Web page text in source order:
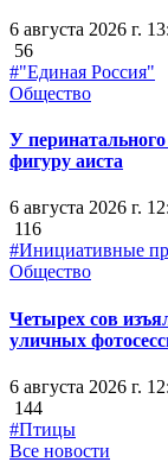
6 августа 2026 г.
56
#"Единая Россия"
Общество
У
фигуру аиста
6 августа 2026 г.
116
#Инициативные
Общество
Четырех сов
уличных
6 августа 2026 г.
144
#Птицы
Все новости